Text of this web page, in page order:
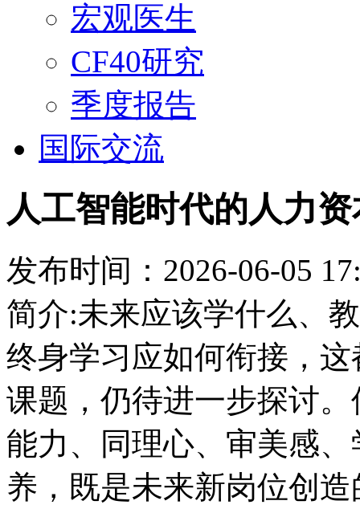
宏观医生
CF40研究
季度报告
国际交流
人工智能时代的人力
发布时间：2026-06-05
简介:未来应该学什么、
终身学习应如何衔接，
课题，仍待进一步探讨
能力、同理心、审美感
养，既是未来新岗位创